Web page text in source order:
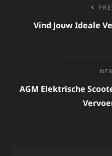
navigatie
Vind Jouw Ideale
AGM Elektrische